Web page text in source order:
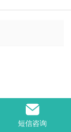
短信咨询